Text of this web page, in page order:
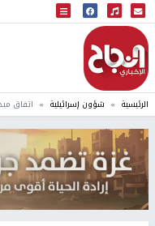
البث المباشر
إذاعة النجاح
الرئيسية شؤون إسرائيلية اتفاق